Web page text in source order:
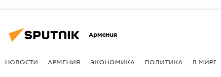
Армения
НОВОСТИ АРМЕНИЯ ЭКОНОМИКА ПОЛИТИКА В МИРЕ